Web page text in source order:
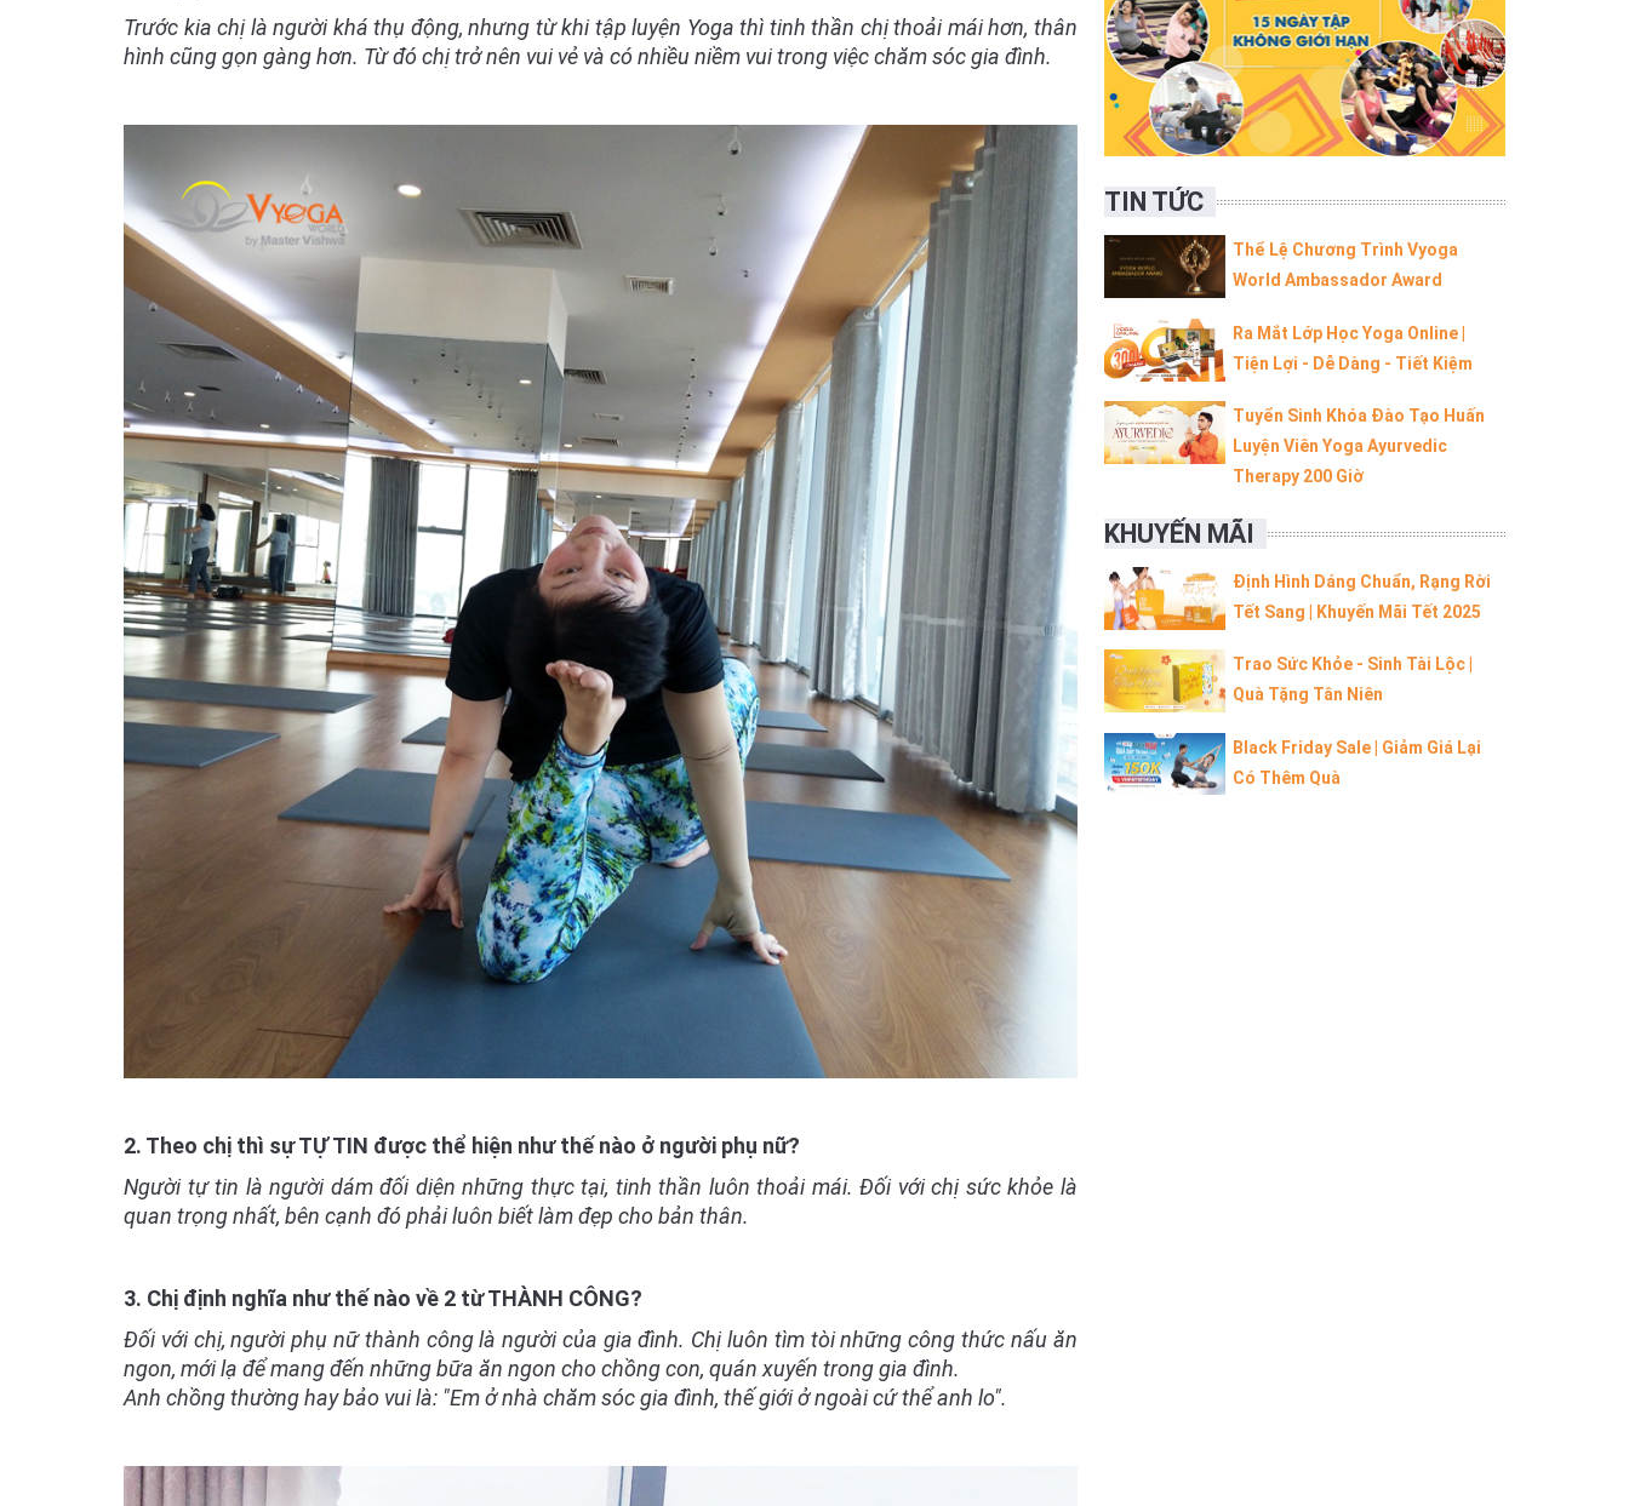
Trước kia chị là người khá thụ động, nhưng từ khi tập luyện Yoga thì tinh thần chị thoải mái hơn, thân
hình cũng gọn gàng hơn. Từ đó chị trở nên vui vẻ và có nhiều niềm vui trong việc chăm sóc gia đình.
2. Theo chị thì sự TỰ TIN được thể hiện như thế nào ở người phụ nữ?
Người tự tin là người dám đối diện những thực tại, tinh thần luôn thoải mái. Đối với chị sức khỏe là
quan trọng nhất, bên cạnh đó phải luôn biết làm đẹp cho bản thân.
3. Chị định nghĩa như thế nào về 2 từ THÀNH CÔNG?
Đối với chị, người phụ nữ thành công là người của gia đình. Chị luôn tìm tòi những công thức nấu ăn
ngon, mới lạ để mang đến những bữa ăn ngon cho chồng con, quán xuyến trong gia đình.
Anh chồng thường hay bảo vui là: "Em ở nhà chăm sóc gia đình, thế giới ở ngoài cứ thể anh lo".
TIN TỨC
Thể Lệ Chương Trình Vyoga
World Ambassador Award
Ra Mắt Lớp Học Yoga Online |
Tiện Lợi - Dễ Dàng - Tiết Kiệm
Tuyển Sinh Khóa Đào Tạo Huấn
Luyện Viên Yoga Ayurvedic
Therapy 200 Giờ
KHUYẾN MÃI
Định Hình Dáng Chuẩn, Rạng Rời
Tết Sang | Khuyến Mãi Tết 2025
Trao Sức Khỏe - Sinh Tài Lộc |
Quà Tặng Tân Niên
Black Friday Sale | Giảm Giá Lại
Có Thêm Quà